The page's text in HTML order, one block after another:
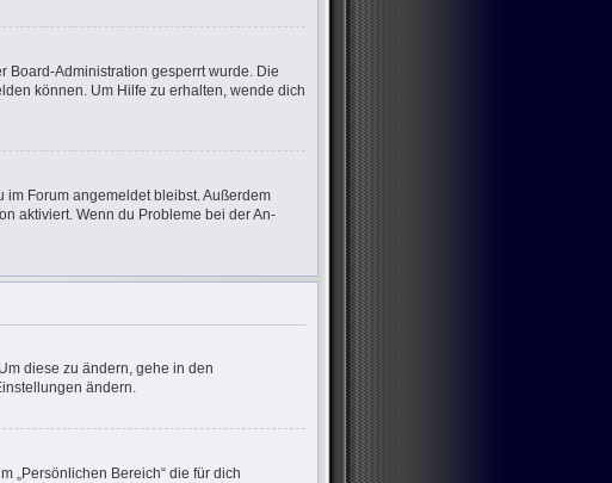
Board-Administration gesperrt wurde. Die
können. Um Hilfe zu erhalten, wende dich
im Forum angemeldet bleibst. Außerdem
aktiviert. Wenn du Probleme bei der An-
diese zu ändern, gehe in den
ändern.
„Persönlichen Bereich“ die für dich